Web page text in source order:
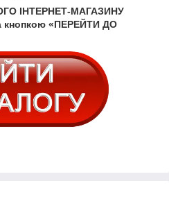
ІНТЕРНЕТ-МАГАЗИНУ
кнопкою «ПЕРЕЙТИ ДО